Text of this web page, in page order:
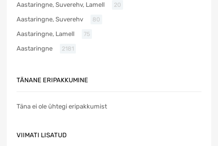
Aastaringne, Suverehv, Lamell 20
Aastaringne, Suverehv 80
Aastaringne, Lamell 75
Aastaringne 2181
TÄNANE ERIPAKKUMINE
Täna ei ole ühtegi eripakkumist
VIIMATI LISATUD